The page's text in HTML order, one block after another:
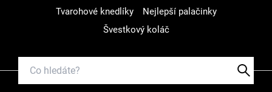
Tvarohové knedlíky
Nejlepší palačinky
Švestkový koláč